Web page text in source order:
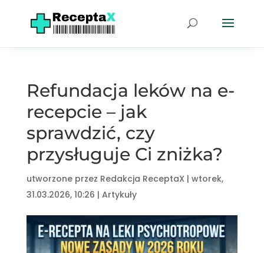
Refundacja leków na e-
recepcie – jak
sprawdzić, czy
przysługuje Ci zniżka?
utworzone przez Redakcja ReceptaX| wtorek,
31.03.2026, 10:26 | Artykuły